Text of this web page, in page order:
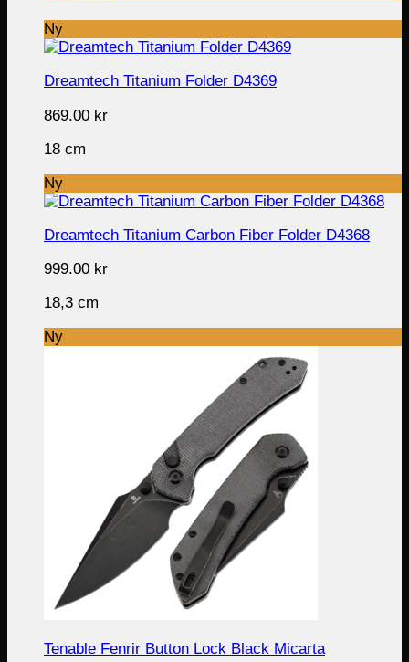
Ny
Dreamtech Titanium Folder D4369
869.00 kr
18 cm
Ny
Dreamtech Titanium Carbon Fiber Folder D4368
999.00 kr
18,3 cm
Ny
Tenable Fenrir Button Lock Black Micarta